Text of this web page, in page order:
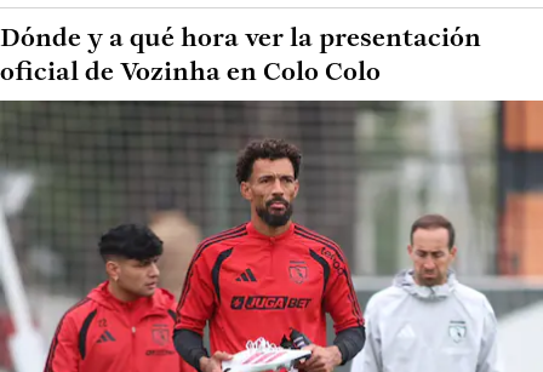
Dónde y a qué hora ver la presentación
oficial de Vozinha en Colo Colo